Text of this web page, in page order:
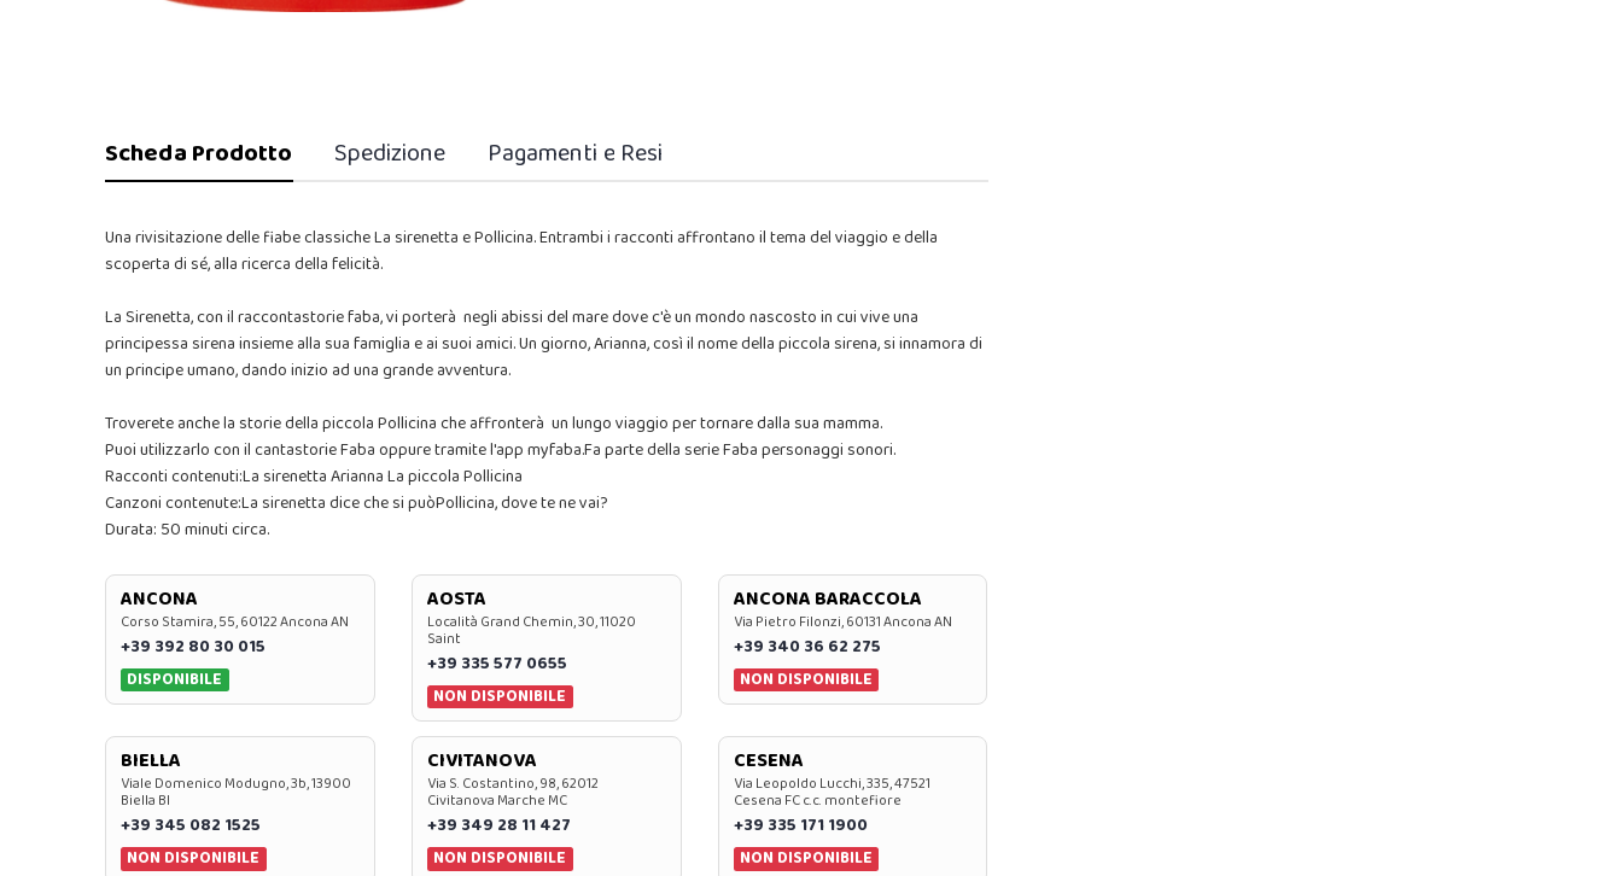
Scheda Prodotto Spedizione Pagamenti e Resi
Una rivisitazione delle fiabe classiche La sirenetta e Pollicina. Entrambi i racconti affrontano il tema del viaggio e della
scoperta di sé, alla ricerca della felicità.
La Sirenetta, con il raccontastorie faba, vi porterà negli abissi del mare dove c'è un mondo nascosto in cui vive una
principessa sirena insieme alla sua famiglia e ai suoi amici. Un giorno, Arianna, così il nome della piccola sirena, si innamora di
un principe umano, dando inizio ad una grande avventura.
Troverete anche la storie della piccola Pollicina che affronterà un lungo viaggio per tornare dalla sua mamma.
Puoi utilizzarlo con il cantastorie Faba oppure tramite l'app myfaba.Fa parte della serie Faba personaggi sonori.
Racconti contenuti:La sirenetta Arianna La piccola Pollicina
Canzoni contenute:La sirenetta dice che si puòPollicina, dove te ne vai?
Durata: 50 minuti circa.
ANCONA
Corso Stamira, 55, 60122 Ancona AN
+39 392 80 30 015
DISPONIBILE
AOSTA
Località Grand Chemin, 30, 11020
Saint
+39 335 577 0655
NON DISPONIBILE
ANCONA BARACCOLA
Via Pietro Filonzi, 60131 Ancona AN
+39 340 36 62 275
NON DISPONIBILE
BIELLA
Viale Domenico Modugno, 3b, 13900
Biella BI
+39 345 082 1525
NON DISPONIBILE
CIVITANOVA
Via S. Costantino, 98, 62012
Civitanova Marche MC
+39 349 28 11 427
NON DISPONIBILE
CESENA
Via Leopoldo Lucchi, 335, 47521
Cesena FC c.c. montefiore
+39 335 171 1900
NON DISPONIBILE